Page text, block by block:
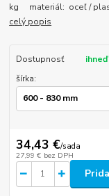
kg materiál: oceľ /
celý popis
Dostupnosť
šírka:
34,43 €/sada
27,99 € bez DPH